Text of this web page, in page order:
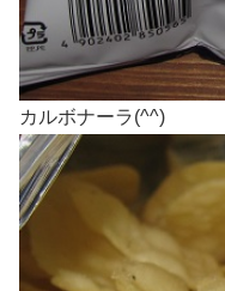
カルボナーラ(^^)